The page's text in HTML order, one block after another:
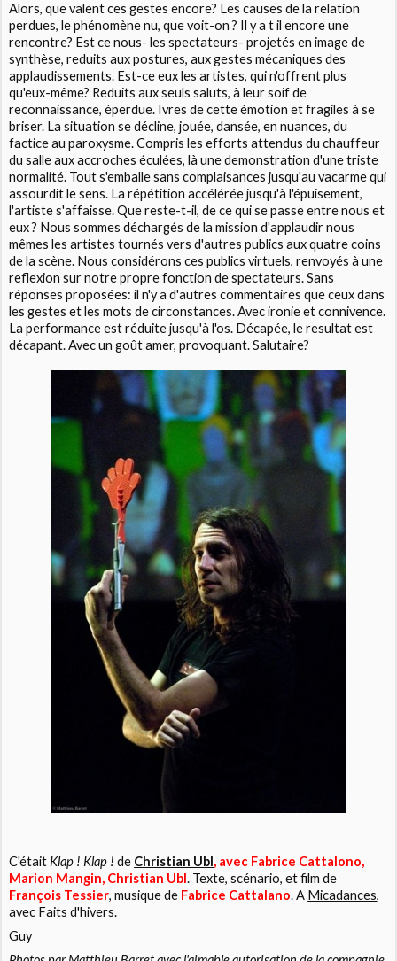
Alors, que valent ces gestes encore? Les causes de la relation
perdues, le phénomène nu, que voit-on ? Il y a t il encore une
rencontre? Est ce nous- les spectateurs- projetés en image de
synthèse, reduits aux postures, aux gestes mécaniques des
applaudissements. Est-ce eux les artistes, qui n'offrent plus
qu'eux-même? Reduits aux seuls saluts, à leur soif de
reconnaissance, éperdue. Ivres de cette émotion et fragiles à se
briser. La situation se décline, jouée, dansée, en nuances, du
factice au paroxysme. Compris les efforts attendus du chauffeur
du salle aux accroches éculées, là une demonstration d'une triste
normalité. Tout s'emballe sans complaisances jusqu'au vacarme qui
assourdit le sens. La répétition accélérée jusqu'à l'épuisement,
l'artiste s'affaisse. Que reste-t-il, de ce qui se passe entre nous et
eux ? Nous sommes déchargés de la mission d'applaudir nous
mêmes les artistes tournés vers d'autres publics aux quatre coins
de la scène. Nous considérons ces publics virtuels, renvoyés à une
reflexion sur notre propre fonction de spectateurs. Sans
réponses proposées: il n'y a d'autres commentaires que ceux dans
les gestes et les mots de circonstances. Avec ironie et connivence.
La performance est réduite jusqu'à l'os. Décapée, le resultat est
décapant. Avec un goût amer, provoquant. Salutaire?
C'était Klap ! Klap ! de Christian Ubl, avec Fabrice Cattalono,
Marion Mangin, Christian Ubl. Texte, scénario, et film de
François Tessier, musique de Fabrice Cattalano. A Micadances,
avec Faits d'hivers.
Guy